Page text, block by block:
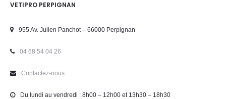
VETIPRO PERPIGNAN
955 Av. Julien Panchot – 66000 Perpignan
04 68 54 04 26
Contactez-nous
Du lundi au vendredi : 8h00 – 12h00 et 13h30 – 18h30